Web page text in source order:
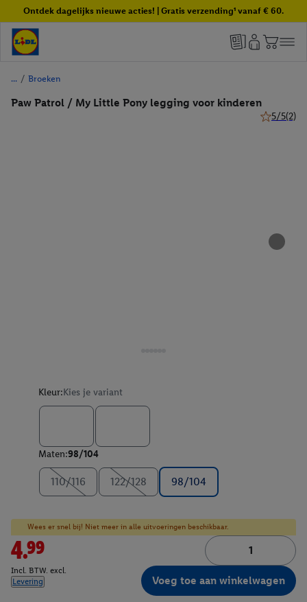
Ontdek dagelijks nieuwe acties! | Gratis verzending¹ vanaf € 60.
/ Broeken
Paw Patrol / My Little Pony legging voor kinderen
5/5(2)
Kleur:Kies je variant
Maten:98/104
110/116 122/128 98/104
Wees er snel bij! Niet meer in alle uitvoeringen beschikbaar.
4.99
Incl. BTW. excl.
Levering
Voeg toe aan winkelwagen